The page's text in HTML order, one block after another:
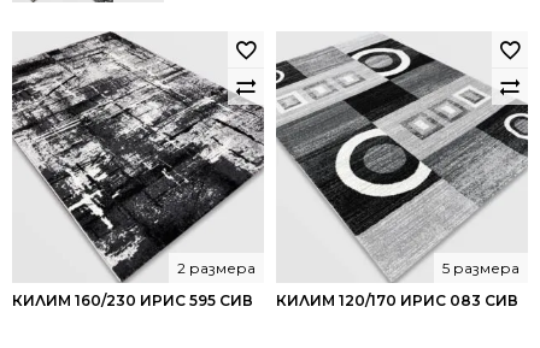
КИЛИМ 160/230 ИРИС 595 СИВ
2 размера
КИЛИМ 120/170 ИРИС 083 СИВ
5 размера